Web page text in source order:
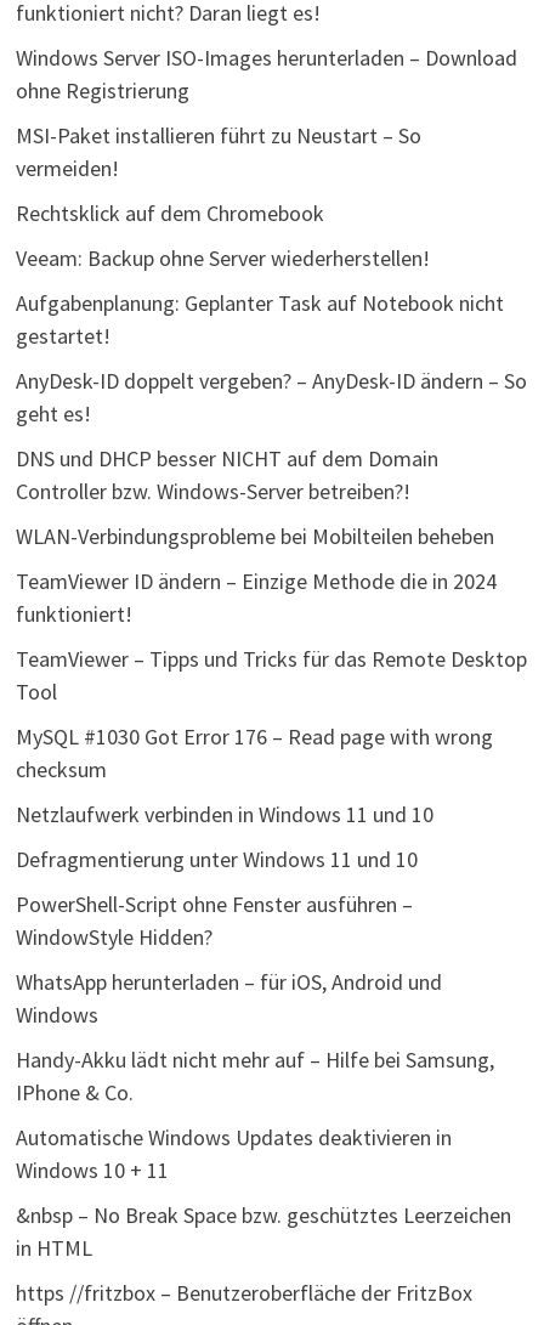
funktioniert nicht? Daran liegt es!
Windows Server ISO-Images herunterladen – Download
ohne Registrierung
MSI-Paket installieren führt zu Neustart – So
vermeiden!
Rechtsklick auf dem Chromebook
Veeam: Backup ohne Server wiederherstellen!
Aufgabenplanung: Geplanter Task auf Notebook nicht
gestartet!
AnyDesk-ID doppelt vergeben? – AnyDesk-ID ändern – So
geht es!
DNS und DHCP besser NICHT auf dem Domain
Controller bzw. Windows-Server betreiben?!
WLAN-Verbindungsprobleme bei Mobilteilen beheben
TeamViewer ID ändern – Einzige Methode die in 2024
funktioniert!
TeamViewer – Tipps und Tricks für das Remote Desktop
Tool
MySQL #1030 Got Error 176 – Read page with wrong
checksum
Netzlaufwerk verbinden in Windows 11 und 10
Defragmentierung unter Windows 11 und 10
PowerShell-Script ohne Fenster ausführen –
WindowStyle Hidden?
WhatsApp herunterladen – für iOS, Android und
Windows
Handy-Akku lädt nicht mehr auf – Hilfe bei Samsung,
IPhone & Co.
Automatische Windows Updates deaktivieren in
Windows 10 + 11
&nbsp – No Break Space bzw. geschütztes Leerzeichen
in HTML
https //fritzbox – Benutzeroberfläche der FritzBox